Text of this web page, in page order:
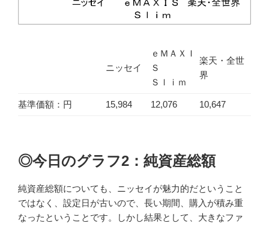
ニッセイ
ｅＭＡＸＩ
Ｓ
Ｓｌｉｍ
楽天・全世
界
基準価額：円 15,984 12,076 10,647
◎今日のグラフ2：純資産総額
純資産総額についても、ニッセイが魅力的だということ
ではなく、設定日が古いので、長い期間、購入が積み重
なったということです。しかし結果として、大きなファ